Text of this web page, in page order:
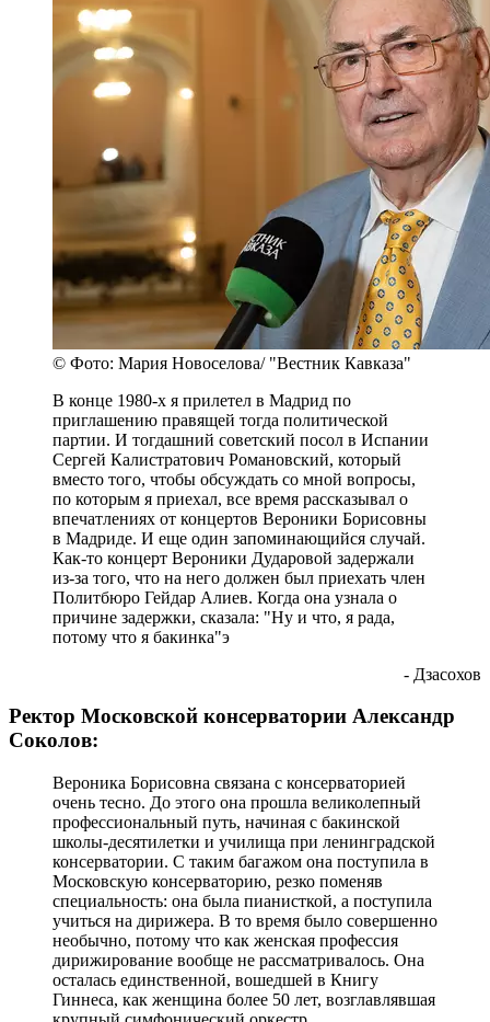
© Фото: Мария Новоселова/ "Вестник Кавказа"
В конце 1980-х я прилетел в Мадрид по
приглашению правящей тогда политической
партии. И тогдашний советский посол в Испании
Сергей Калистратович Романовский, который
вместо того, чтобы обсуждать со мной вопросы,
по которым я приехал, все время рассказывал о
впечатлениях от концертов Вероники Борисовны
в Мадриде. И еще один запоминающийся случай.
Как-то концерт Вероники Дударовой задержали
из-за того, что на него должен был приехать член
Политбюро Гейдар Алиев. Когда она узнала о
причине задержки, сказала: "Ну и что, я рада,
потому что я бакинка"э
- Дзасохов
Ректор Московской консерватории Александр
Соколов:
Вероника Борисовна связана с консерваторией
очень тесно. До этого она прошла великолепный
профессиональный путь, начиная с бакинской
школы-десятилетки и училища при ленинградской
консерватории. С таким багажом она поступила в
Московскую консерваторию, резко поменяв
специальность: она была пианисткой, а поступила
учиться на дирижера. В то время было совершенно
необычно, потому что как женская профессия
дирижирование вообще не рассматривалось. Она
осталась единственной, вошедшей в Книгу
Гиннеса, как женщина более 50 лет, возглавлявшая